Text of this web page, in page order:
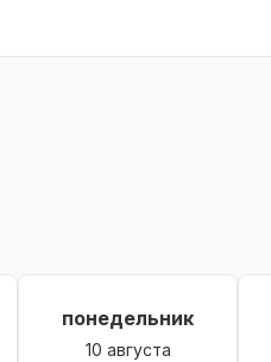
веранда с выходами
общественного
и т.д.понедельник
10 августа